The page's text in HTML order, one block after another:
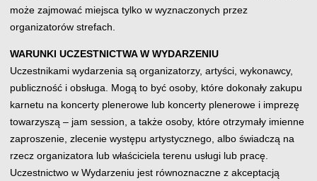
może zajmować miejsca tylko w wyznaczonych przez
organizatorów strefach.
WARUNKI UCZESTNICTWA W WYDARZENIU
Uczestnikami wydarzenia są organizatorzy, artyści, wykonawcy,
publiczność i obsługa. Mogą to być osoby, które dokonały zakupu
karnetu na koncerty plenerowe lub koncerty plenerowe i imprezę
towarzyszą – jam session, a także osoby, które otrzymały imienne
zaproszenie, zlecenie występu artystycznego, albo świadczą na
rzecz organizatora lub właściciela terenu usługi lub pracę.
Uczestnictwo w Wydarzeniu jest równoznaczne z akceptacją